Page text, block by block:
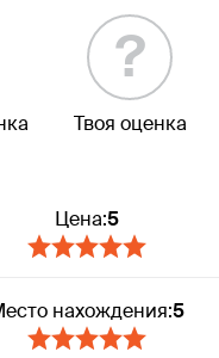
?
Твоя оценка
Цена:5
нахождения:5